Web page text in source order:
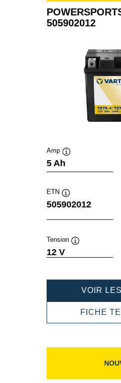
505902012
Amp
5 Ah
ETN
Infobulle
505902012
Tension
12 V
VOIR
FICHE